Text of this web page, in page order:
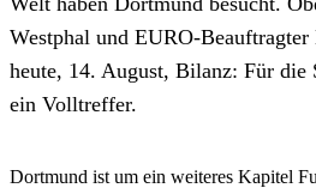
Westphal und EURO-Beauftragter
heute, 14. August, Bilanz: Für die
ein Volltreffer.
Dortmund ist um ein weiteres Kapitel